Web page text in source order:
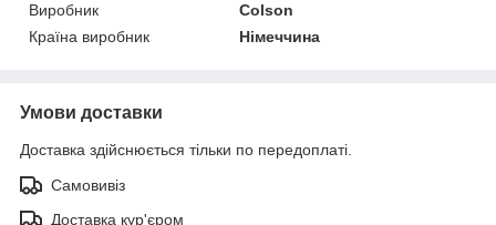
Виробник
Colson
Країна виробник
Німеччина
Умови доставки
Доставка здійснюється тільки по передоплаті.
Самовивіз
Доставка кур'єром